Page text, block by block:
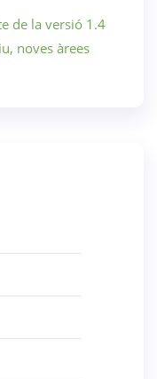
de la versió 1.4
noves àrees